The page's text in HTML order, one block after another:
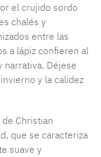
el crujido sordo
chalés y
entre las
a lápiz confieren al
narrativa. Déjese
y la calidez
Christian
que se caracteriza
suave y